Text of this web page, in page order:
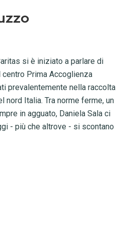
si è iniziato a parlare di
Prima Accoglienza
prevalentemente nella raccolta
Italia. Tra norme ferme, un
in agguato, Daniela Sala ci
- più che altrove - si scontano